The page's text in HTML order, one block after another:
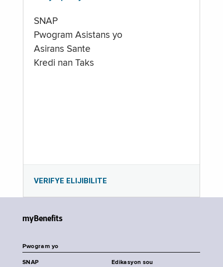
SNAP
Pwogram Asistans yo
Asirans Sante
Kredi nan Taks
VERIFYE ELIJIBILITE
myBenefits
Pwogram yo
SNAP
Edikasyon sou